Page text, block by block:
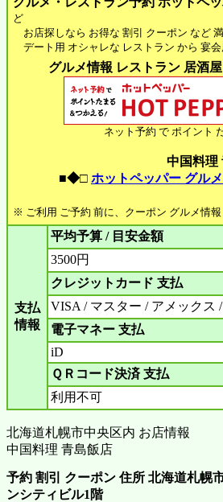
ど
お店探しなら お得な 割引 クーポン など
デート用 オシャレな レストラン から 宴
グルメ情報 レストラン 居酒
ネット予約 で ポイント
中国料理
■◆□ ホットペッパー グル
※ ご利用 ご予約 前に、クーポン グルメ情
支払
情報
平均予算 / 目安金額
3500円
クレジットカード 支払
VISA / マスター / アメックス
電子マネー 支払
iD
ＱＲコード決済 支払
利用不可
北海道札幌市中央区内 お店情報
中国料理 青島飯店
予約 割引 クーポン 住所 北海道札幌
ンシティビル1階